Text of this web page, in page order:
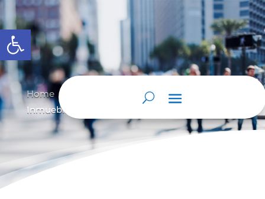
Abrir barra de herramientas
Home 9 Permuta de Inmuebles 9
Inmuebles